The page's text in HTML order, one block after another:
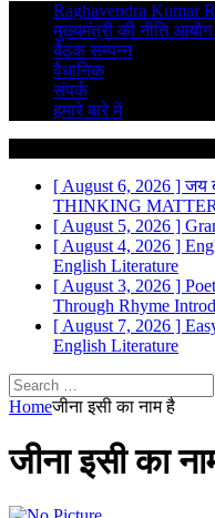
Raghavendra Kumar
मुख्यमंत्री की नीति
बैठक सम्पन्न
वैधानिक
संपर्क
हमारे बारे में
[ August 6, 2026 ]जय
THINKING MATTER
[ August 5, 2026 ]
[ August 4, 2026 ]
English Literature
[ August 3, 2026 ]
Through Rhyme
[ August 7, 2026 ]
English Literature
Search
for:
Homeजीना इसी का नाम है
जीना इसी का